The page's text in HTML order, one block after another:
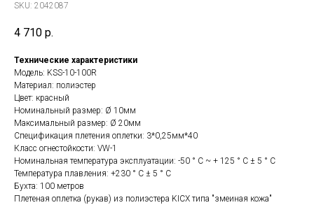
SKU: 2042087
4 710 р.
Технические характеристики
Модель: KSS-10-100R
Материал: полиэстер
Цвет: красный
Номинальный размер: Ø 10мм
Максимальный размер: Ø 20мм
Спецификация плетения оплетки: 3*0,25мм*40
Класс огнестойкости: VW-1
Номинальная температура эксплуатации: -50 ° C ~ + 125 ° C ± 5 ° C
Температура плавления: +230 ° C ± 5 ° C
Бухта: 100 метров
Плетеная оплетка (рукав) из полиэстера KICX типа "змеиная кожа"